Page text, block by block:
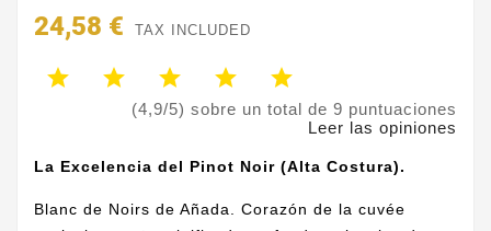
24,58 € TAX INCLUDED
(4,9/5) sobre un total de 9 puntuaciones
Leer las opiniones
La Excelencia del Pinot Noir (Alta Costura).
Blanc de Noirs de Añada. Corazón de la cuvée